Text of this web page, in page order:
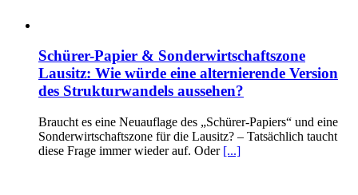
Schürer-Papier & Sonderwirtschaftszone
Lausitz: Wie würde eine alternierende Version
des Strukturwandels aussehen?
Braucht es eine Neuauflage des „Schürer-Papiers“ und eine
Sonderwirtschaftszone für die Lausitz? – Tatsächlich taucht
diese Frage immer wieder auf. Oder [...]